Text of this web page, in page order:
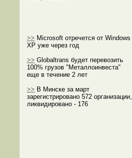
>> Microsoft отречется от Windows
XP уже через год
>> Globaltrans будет перевозить
100% грузов "Металлоинвеста"
еще в течение 2 лет
>> В Минске за март
зарегистрировано 572 организации,
ликвидировано - 176